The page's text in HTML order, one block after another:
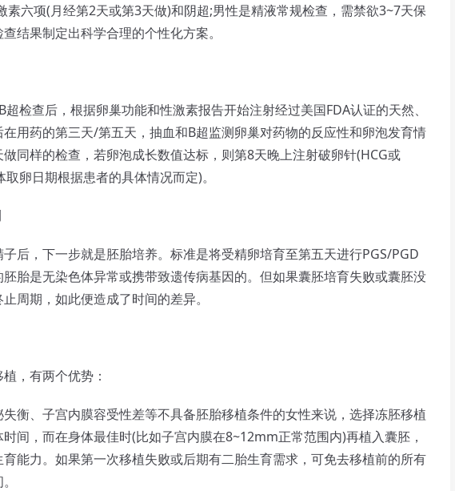
素六项(月经第2天或第3天做)和阴超;男性是精液常规检查，需禁欲3~7天保
结果制定出科学合理的个性化方案。
查后，根据卵巢功能和性激素报告开始注射经过美国FDA认证的天然、
用药的第三天/第五天，抽血和B超监测卵巢对药物的反应性和卵泡发育情
同样的检查，若卵泡成长数值达标，则第8天晚上注射破卵针(HCG或
卵日期根据患者的具体情况而定)。
，下一步就是胚胎培养。标准是将受精卵培育至第五天进行PGS/PGD
胎是无染色体异常或携带致遗传病基因的。但如果囊胚培育失败或囊胚没
周期，如此便造成了时间的差异。
，有两个优势：
、子宫内膜容受性差等不具备胚胎移植条件的女性来说，选择冻胚移植
间，而在身体最佳时(比如子宫内膜在8~12mm正常范围内)再植入囊胚，
能力。如果第一次移植失败或后期有二胎生育需求，可免去移植前的所有